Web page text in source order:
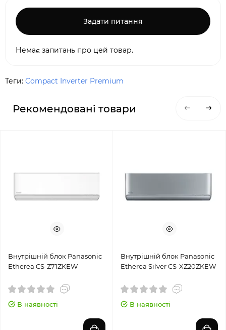
Задати питання
Немає запитань про цей товар.
Теги: Compact Inverter Premium
Рекомендовані товари
Внутрішній блок Panasonic
Etherea CS-Z71ZKEW
В наявності
Внутрішній блок Panasonic
Etherea Silver CS-XZ20ZKEW
В наявності